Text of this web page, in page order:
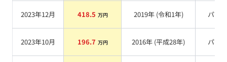
2023年12月 418.5 万円 2019年 (令和1年) パール
2023年10月 196.7 万円 2016年 (平成28年) パール